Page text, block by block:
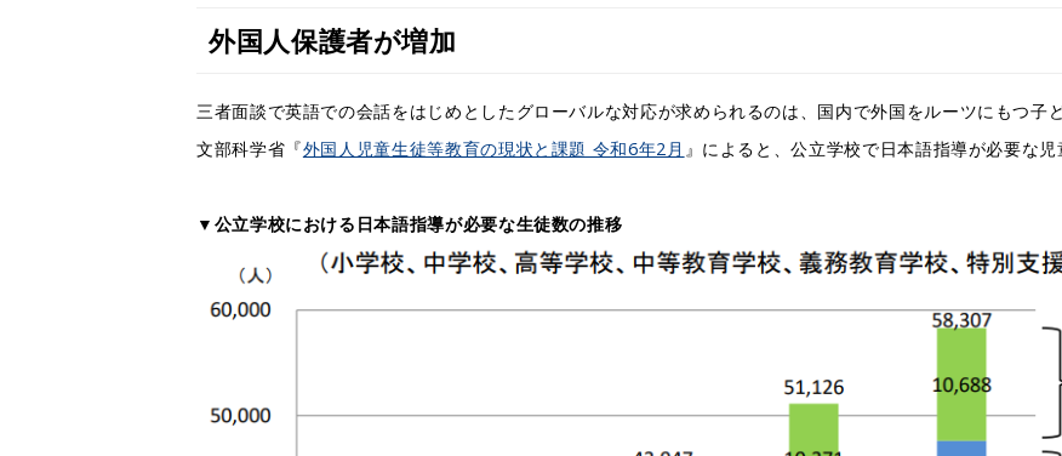
外国人保護者が増加
三者面談で英語での会話をはじめとしたグローバルな対応が求められるのは、国内で外国をルーツにもつ子
文部科学省『外国人児童生徒等教育の現状と課題 令和6年2月 』によると、公立学校で日本語指導が必要な
▼公立学校における日本語指導が必要な生徒数の推移